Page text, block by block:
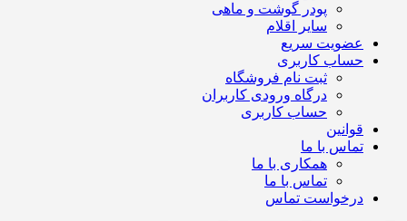
پودر گوشت و ماهی
سایر اقلام
عضویت سریع
حساب کاربری
ثبت نام فروشگاه
درگاه ورودی کاربران
حساب کاربری
قوانین
تماس با ما
همکاری با ما
تماس با ما
درخواست تماس